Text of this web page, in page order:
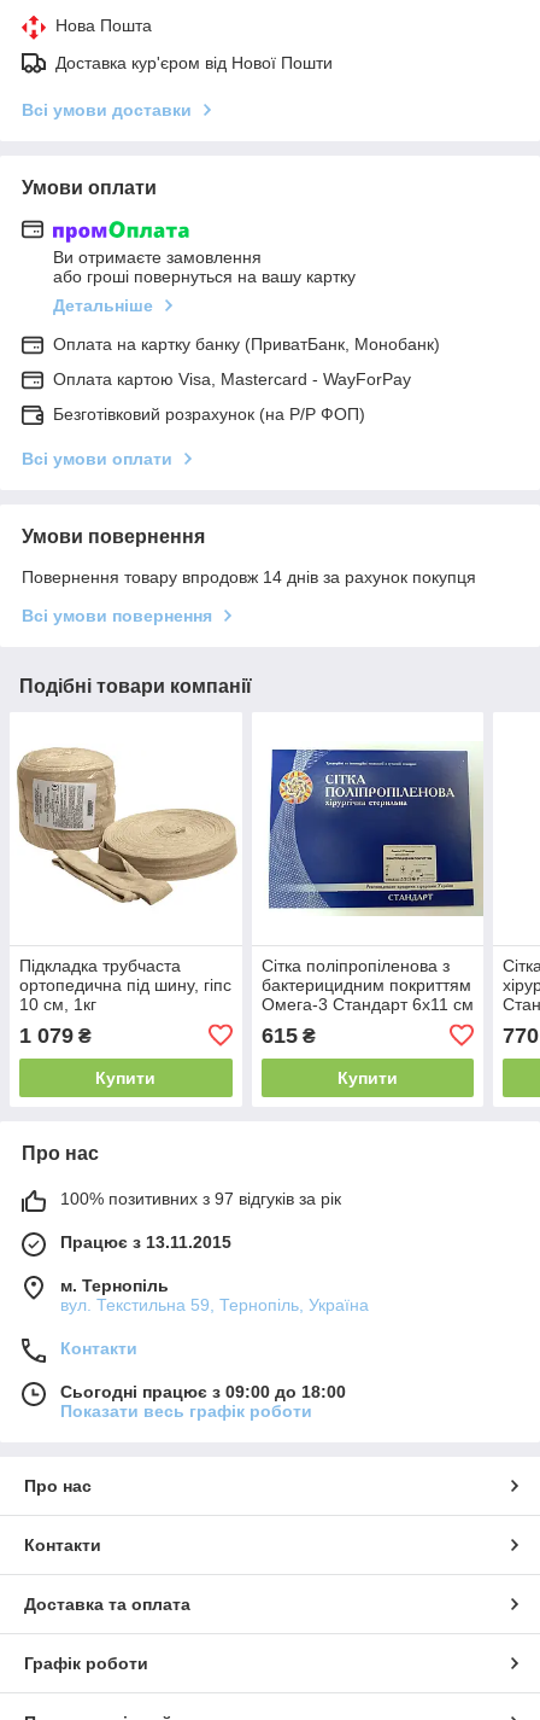
Нова Пошта
Доставка кур'єром від Нової Пошти
Всі умови доставки
Умови оплати
Ви отримаєте замовлення
або гроші повернуться на вашу картку
Детальніше
Оплата на картку банку (ПриватБанк, Монобанк)
Оплата картою Visa, Mastercard - WayForPay
Безготівковий розрахунок (на Р/Р ФОП)
Всі умови оплати
Умови повернення
Повернення товару впродовж 14 днів за рахунок покупця
Всі умови повернення
Подібні товари компанії
Підкладка трубчаста
ортопедична під шину, гіпс
10 см, 1кг
1 079 ₴
Купити
Сітка поліпропіленова з
бактерицидним покриттям
Омега-3 Стандарт 6х11 см
615₴
Купити
770
Про нас
100% позитивних з 97 відгуків за рік
Працює з 13.11.2015
м. Тернопіль
вул. Текстильна 59, Тернопіль, Україна
Контакти
Сьогодні працює з 09:00 до 18:00
Показати весь графік роботи
Про нас
Контакти
Доставка та оплата
Графік роботи